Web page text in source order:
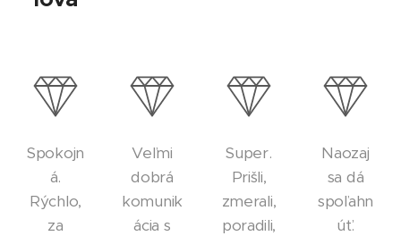
Spokojn
á.
Rýchlo,
za
Veľmi
dobrá
komunik
ácia s
Super.
Prišli,
zmerali,
poradili,
Naozaj
sa dá
spoľahn
úť.